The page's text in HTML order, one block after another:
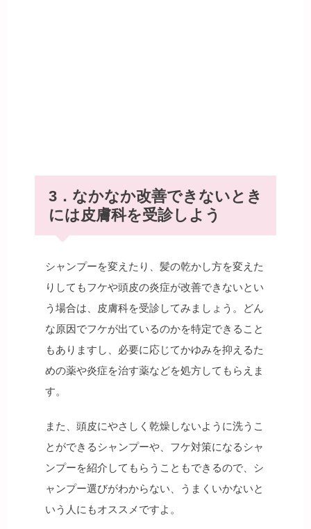
3．なかなか改善できないとき
には皮膚科を受診しよう
シャンプーを変えたり、髪の乾かし方を変えた
りしてもフケや頭皮の炎症が改善できないとい
う場合は、皮膚科を受診してみましょう。どん
な原因でフケが出ているのかを特定できること
もありますし、必要に応じてかゆみを抑えるた
めの薬や炎症を治す薬などを処方してもらえま
す。
また、頭皮にやさしく乾燥しないように洗うこ
とができるシャンプーや、フケ対策になるシャ
ンプーを紹介してもらうこともできるので、シ
ャンプー選びがわからない、うまくいかないと
いう人にもオススメですよ。